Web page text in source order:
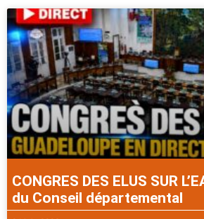
CONGRES DES ELUS SUR
du Conseil départemental